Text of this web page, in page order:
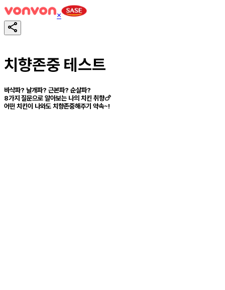
×
치향존중 테스트
바삭파? 날개파? 근본파? 순살파?
8가지 질문으로 알아보는 나의 치킨 취향🍗
어떤 치킨이 나와도 치향존중해주기 약속~!